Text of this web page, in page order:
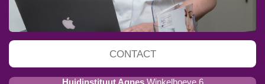
CONTACT
Huidinstituut Agnes Winkelhoeve 6